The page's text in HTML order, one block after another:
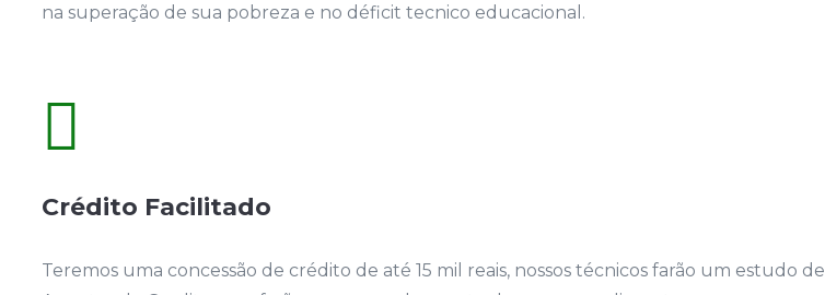
na superação de sua pobreza e no déficit tecnico educacional.

Crédito Facilitado
Teremos uma concessão de crédito de até 15 mil reais, nossos técnicos farão um estudo